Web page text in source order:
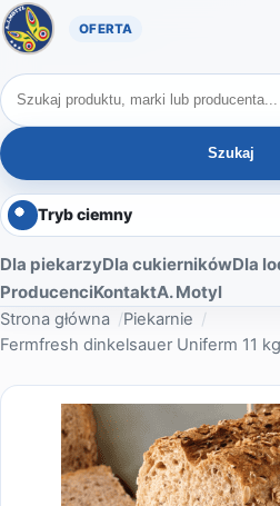
Oferta A. Motyl
Szukaj produktów
Szukaj
Tryb ciemny
Dla piekarzyDla cukiernikówDla
ProducenciKontaktA. Motyl
Strona główna
Piekarnie
Fermfresh dinkelsauer Uniferm 11 kg